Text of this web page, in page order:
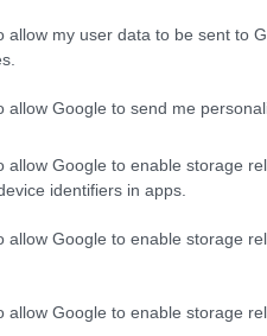
allow my user data to be sent to
allow Google to send me
allow Google to enable storage
identifiers in apps.
allow Google to enable storage
allow Google to enable storage
από δάγκωμα
και πρόσωπο
απόφαση για τη
διαδρομήσυνέδραμαν
που μετέφερε
ΕΘΝΟΣ θα παρεμβαίνει και τα